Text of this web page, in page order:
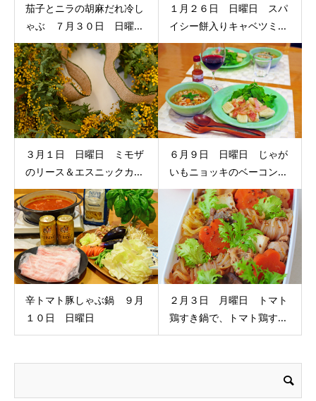
茄子とニラの胡麻だれ冷し
ゃぶ ７月３０日 日曜...
１月２６日 日曜日 スパ
イシー餅入りキャベツミ...
３月１日 日曜日 ミモザ
のリース＆エスニックカ...
６月９日 日曜日 じゃが
いもニョッキのベーコン...
辛トマト豚しゃぶ鍋 ９月
１０日 日曜日
２月３日 月曜日 トマト
鶏すき鍋で、トマト鶏す...